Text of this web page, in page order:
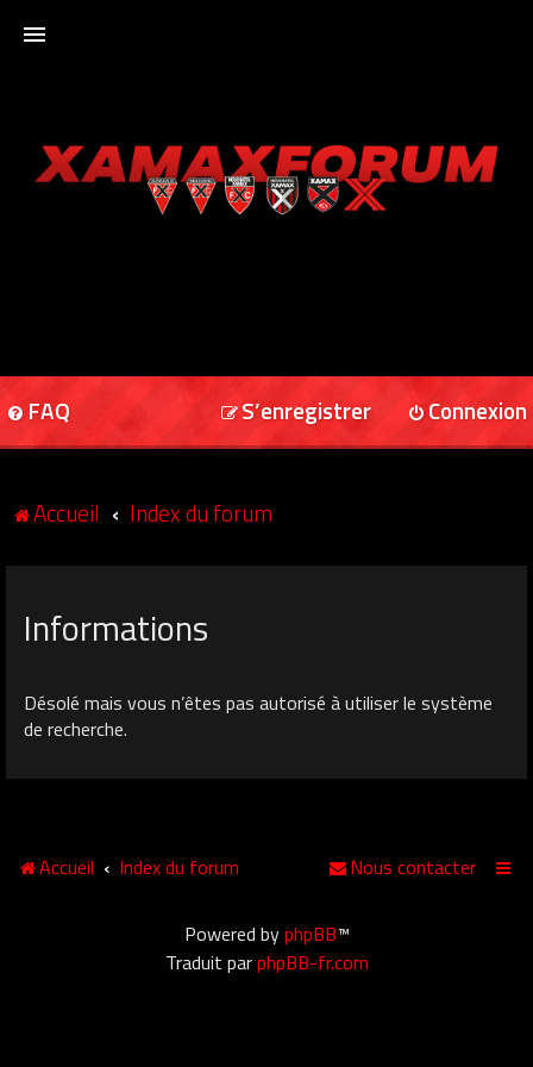
XAMAXFORUM
FAQ Connexion
S’enregistrer
Accueil Index du forum
Informations
Désolé mais vous n’êtes pas autorisé à utiliser le système
de recherche.
Accueil Index du forum Nous contacter
Powered byphpBB™
Traduit parphpBB-fr.com